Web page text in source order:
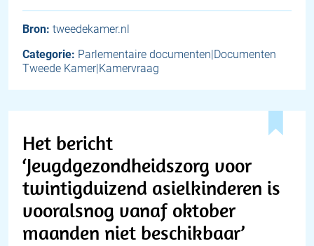
Bron: tweedekamer.nl
Categorie: Parlementaire documenten|Documenten
Tweede Kamer|Kamervraag
Het bericht
‘Jeugdgezondheidszorg voor
twintigduizend asielkinderen is
vooralsnog vanaf oktober
maanden niet beschikbaar’